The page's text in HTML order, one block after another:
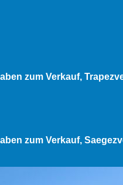
zum Verkauf,
zum Verkauf,